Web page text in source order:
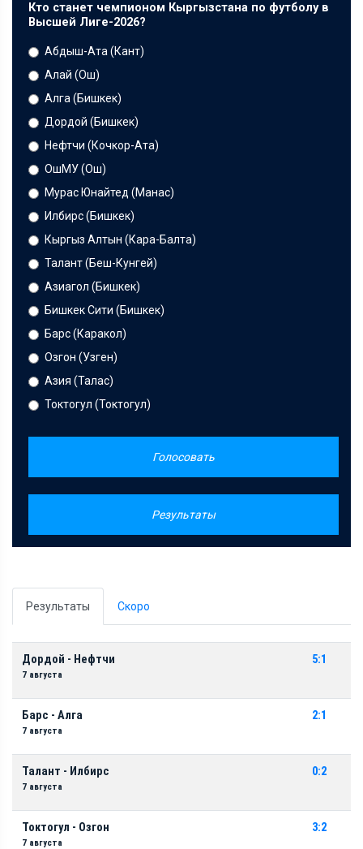
Кто станет чемпионом Кыргызстана по футболу в
Высшей Лиге-2026?
Абдыш-Ата (Кант)
Алай (Ош)
Алга (Бишкек)
Дордой (Бишкек)
Нефтчи (Кочкор-Ата)
ОшМУ (Ош)
Мурас Юнайтед (Манас)
Илбирс (Бишкек)
Кыргыз Алтын (Кара-Балта)
Талант (Беш-Кунгей)
Азиагол (Бишкек)
Бишкек Сити (Бишкек)
Барс (Каракол)
Озгон (Узген)
Азия (Талас)
Токтогул (Токтогул)
Голосовать
Результаты
Результаты Скоро
Дордой - Нефтчи
7 августа
5:1
Барс - Алга
7 августа
2:1
Талант - Илбирс
7 августа
0:2
Токтогул - Озгон
7 августа
3:2